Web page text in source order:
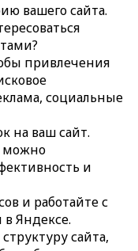
вашего сайта.
привлечения
социальные
на ваш сайт.
можно
и
и работайте с
Яндексе.
сайта,